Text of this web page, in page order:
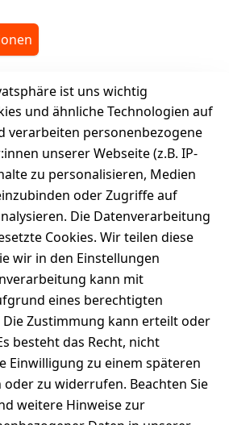
ist uns wichtig
und ähnliche Technologien auf
verarbeiten personenbezogene
unserer Webseite (z.B. IP-
zu personalisieren, Medien
oder Zugriffe auf
Die Datenverarbeitung
Cookies. Wir teilen diese
wir in den Einstellungen
kann mit
eines berechtigten
Zustimmung kann erteilt oder
besteht das Recht, nicht
Einwilligung zu einem späteren
zu widerrufen. Beachten Sie
weitere Hinweise zur